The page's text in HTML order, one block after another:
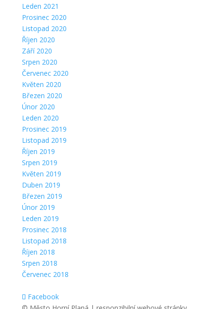
Leden 2021
Prosinec 2020
Listopad 2020
Říjen 2020
Září 2020
Srpen 2020
Červenec 2020
Květen 2020
Březen 2020
Únor 2020
Leden 2020
Prosinec 2019
Listopad 2019
Říjen 2019
Srpen 2019
Květen 2019
Duben 2019
Březen 2019
Únor 2019
Leden 2019
Prosinec 2018
Listopad 2018
Říjen 2018
Srpen 2018
Červenec 2018
Facebook